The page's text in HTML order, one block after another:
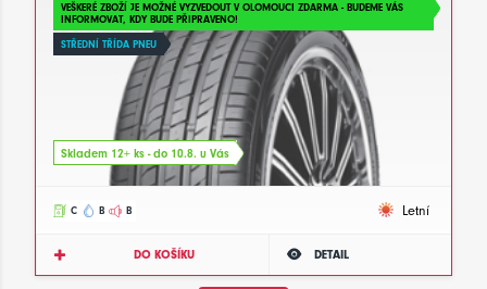
VEŠKERÉ ZBOŽÍ JE MOŽNÉ VYZVEDOUT V OLOMOUCI ZDARMA - BUDEME VÁS
INFORMOVAT, KDY BUDE PŘIPRAVENO!
STŘEDNÍ TŘÍDA PNEU
Skladem 12+ ks - do 10.8. u Vás
C B B Letní
DO KOŠÍKU DETAIL